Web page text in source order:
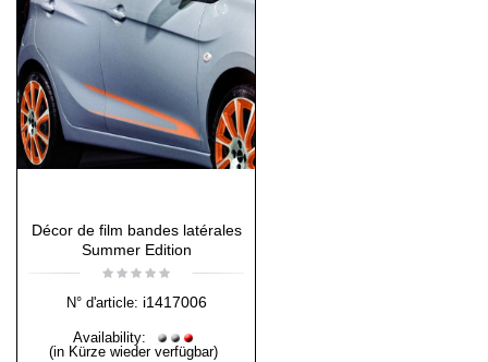
Décor de film bandes latérales
Summer Edition
N° d'article: i1417006
Availability:
(in Kürze wieder verfügbar)